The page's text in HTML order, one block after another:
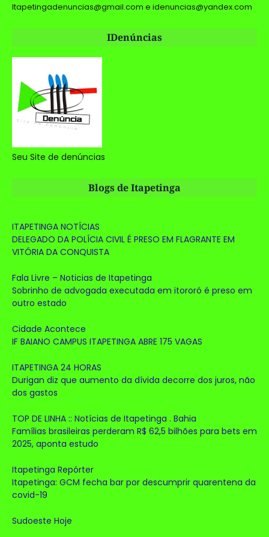
Itapetingadenuncias@gmail.com e idenuncias@yandex.com
IDenúncias
Seu Site de denúncias
Blogs de Itapetinga
ITAPETINGA NOTÍCIAS
DELEGADO DA POLÍCIA CIVIL É PRESO EM FLAGRANTE EM
VITÓRIA DA CONQUISTA
Fala Livre – Noticias de Itapetinga
Sobrinho de advogada executada em itororó é preso em
outro estado
Cidade Acontece
IF BAIANO CAMPUS ITAPETINGA ABRE 175 VAGAS
ITAPETINGA 24 HORAS
Durigan diz que aumento da dívida decorre dos juros, não
dos gastos
TOP DE LINHA :: Notícias de Itapetinga . Bahia
Famílias brasileiras perderam R$ 62,5 bilhões para bets em
2025, aponta estudo
Itapetinga Repórter
Itapetinga: GCM fecha bar por descumprir quarentena da
covid-19
Sudoeste Hoje